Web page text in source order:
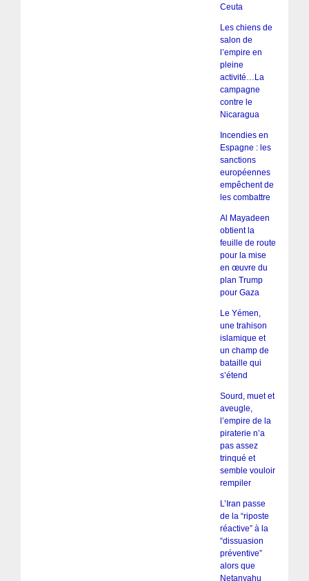
Ceuta
Les chiens de
salon de
l’empire en
pleine
activité…La
campagne
contre le
Nicaragua
Incendies en
Espagne : les
sanctions
européennes
empêchent de
les combattre
Al Mayadeen
obtient la
feuille de route
pour la mise
en œuvre du
plan Trump
pour Gaza
Le Yémen,
une trahison
islamique et
un champ de
bataille qui
s’étend
Sourd, muet et
aveugle,
l’empire de la
piraterie n’a
pas assez
trinqué et
semble vouloir
rempiler
L’Iran passe
de la “riposte
réactive” à la
“dissuasion
préventive”
alors que
Netanyahu